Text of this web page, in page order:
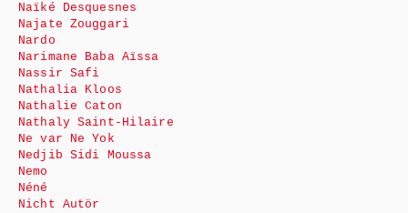
Naïké Desquesnes
Najate Zouggari
Nardo
Narimane Baba Aïssa
Nassir Safi
Nathalia Kloos
Nathalie Caton
Nathaly Saint-Hilaire
Ne var Ne Yok
Nedjib Sidi Moussa
Nemo
Néné
Nicht Autör